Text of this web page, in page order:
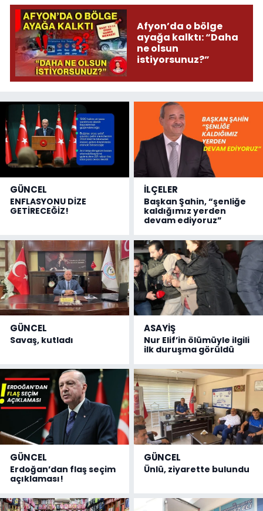
Afyon’da o bölge
ayağa kalktı: “Daha
ne olsun
istiyorsunuz?”
GÜNCEL
ENFLASYONU DİZE
GETİRECEĞİZ!
İLÇELER
Başkan Şahin, “şenliğe
kaldığımız yerden
devam ediyoruz”
GÜNCEL
Savaş, kutladı
ASAYİŞ
Nur Elif’in ölümüyle ilgili
ilk duruşma görüldü
GÜNCEL
Erdoğan’dan flaş seçim
açıklaması!
GÜNCEL
Ünlü, ziyarette bulundu